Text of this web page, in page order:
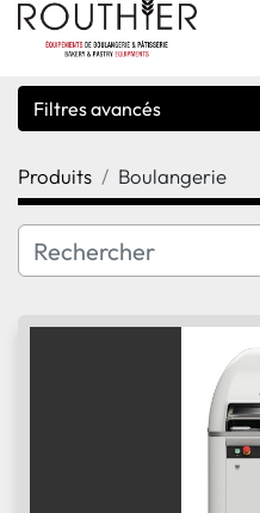
Filtres avancés
Catégorie
Fabricant
Produits Boulangerie